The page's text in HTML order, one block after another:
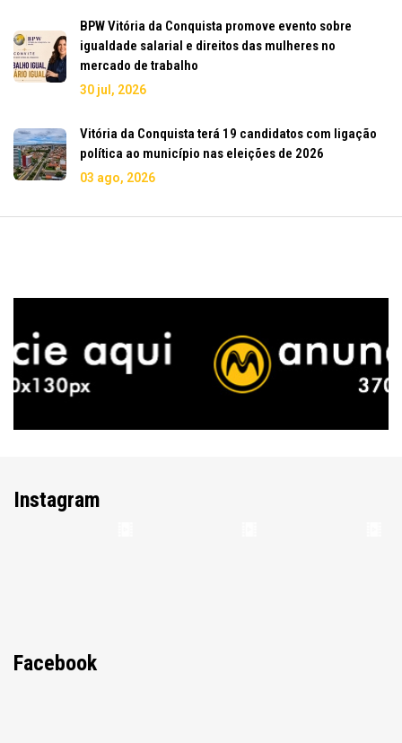
BPW Vitória da Conquista promove evento sobre
igualdade salarial e direitos das mulheres no
mercado de trabalho
30 jul, 2026
Vitória da Conquista terá 19 candidatos com ligação
política ao município nas eleições de 2026
03 ago, 2026
Instagram
Facebook